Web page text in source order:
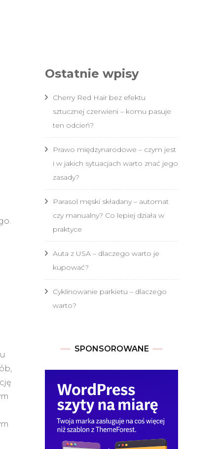
Ostatnie wpisy
Cherry Red Hair bez efektu
sztucznej czerwieni – komu pasuje
ten odcień?
Prawo międzynarodowe – czym jest
i w jakich sytuacjach warto znać jego
zasady?
Parasol męski składany – automat
czy manualny? Co lepiej działa w
praktyce
Auta z USA – dlaczego warto je
kupować?
Cyklinowanie parkietu – dlaczego
warto?
SPONSOROWANE